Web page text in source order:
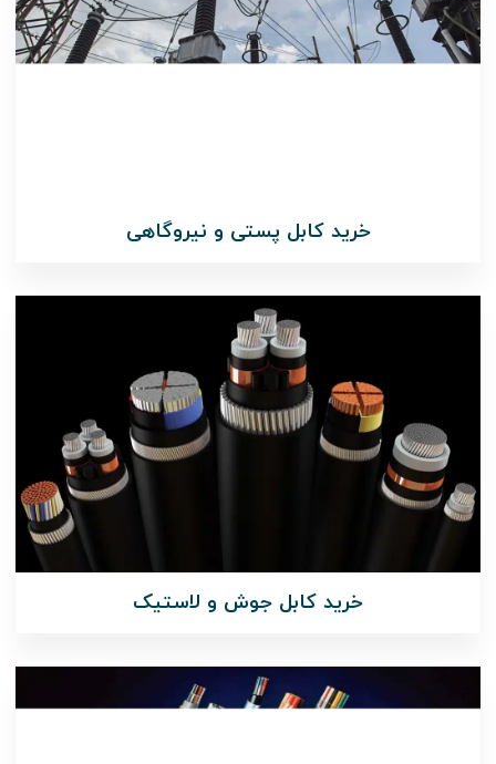
خرید کابل پستی و نیروگاهی
خرید کابل جوش و لاستیک